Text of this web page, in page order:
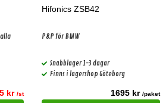
kr /st
Hifonics ZSB42
P&P för BMW
Snabblager 1-3 dagar
Finns i lagershop Göteborg
1695 kr /paket